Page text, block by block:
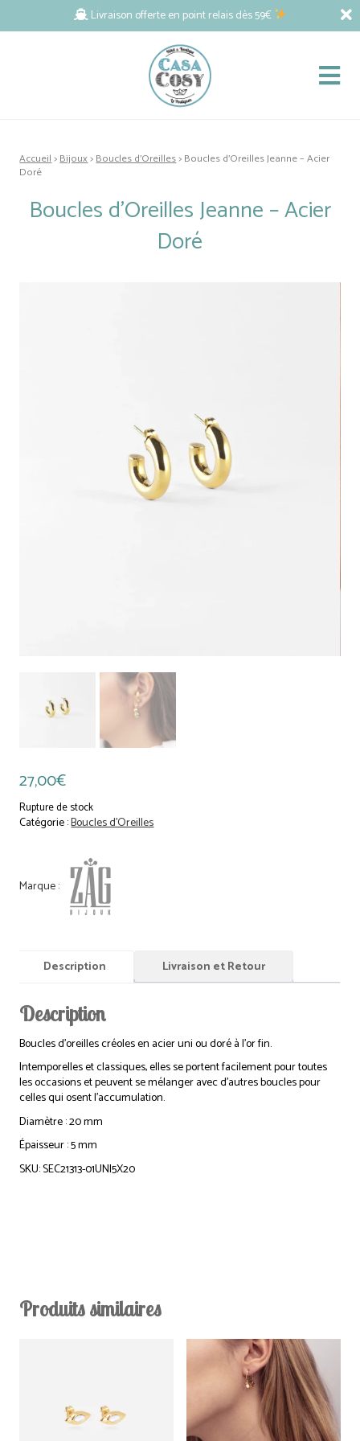
Livraison offerte en point relais dès 59€
Accueil>Bijoux>Boucles d'Oreilles> Boucles d’Oreilles Jeanne – Acier
Doré
Boucles d’Oreilles Jeanne – Acier
Doré
27,00€
Rupture de stock
Catégorie :Boucles d'Oreilles
Description Livraison et Retour
Description
Boucles d’oreilles créoles en acier uni ou doré à l’or fin.
Intemporelles et classiques, elles se portent facilement pour toutes
les occasions et peuvent se mélanger avec d’autres boucles pour
celles qui osent l’accumulation.
Diamètre : 20 mm
Épaisseur : 5 mm
SKU: SEC21313-01UNI5X20
Produits similaires